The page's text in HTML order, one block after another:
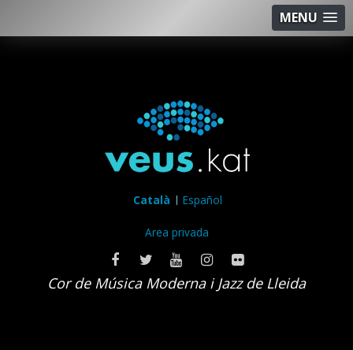
MENU
Català Español
Area privada
Cor de Música Moderna i Jazz de Lleida